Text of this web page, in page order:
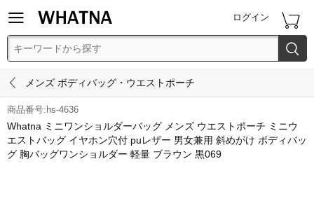
 ログイン 

 メンズ ボディバッグ・ウエストポーチ
商品番号:hs-4636
Whatna ミニワンショルダーバッグ メンズ ウエストポーチ ミニウ
エストバッグ イヤホン穴付 puレザー 男女兼用 斜めがけ ボディバッ
グ 胸バッグワンショルダー 軽量 ブラウン 黒069